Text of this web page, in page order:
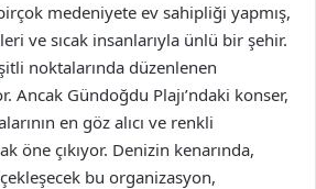
medeniyete ev sahipliği yapmış,
ve sıcak insanlarıyla ünlü bir şehir.
noktalarında düzenlenen
Ancak Gündoğdu Plajı’ndaki konser,
en göz alıcı ve renkli
öne çıkıyor. Denizin kenarında,
bu organizasyon,